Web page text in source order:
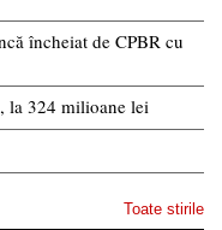
încheiat de CPBR cu
la 324 milioane lei
Toate stirile